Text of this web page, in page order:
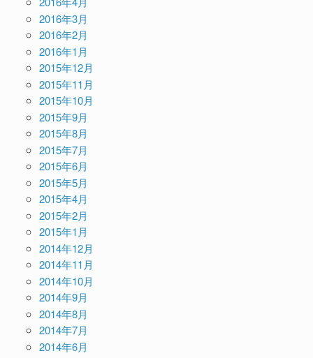
2016年3月
2016年2月
2016年1月
2015年12月
2015年11月
2015年10月
2015年9月
2015年8月
2015年7月
2015年6月
2015年5月
2015年4月
2015年2月
2015年1月
2014年12月
2014年11月
2014年10月
2014年9月
2014年8月
2014年7月
2014年6月